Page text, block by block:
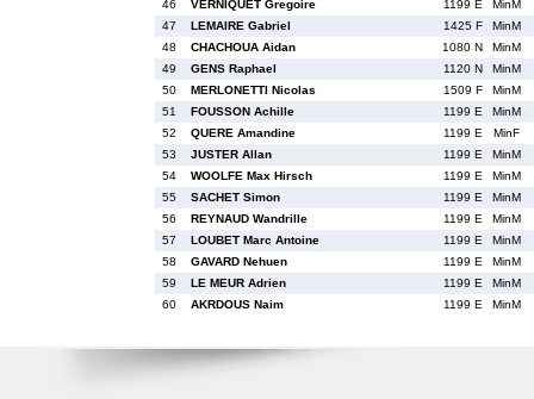
46
VERNIQUET Gregoire 1199 E
MinM
47
LEMAIRE Gabriel 1425 F
MinM
48
CHACHOUA Aidan 1080 N
MinM
49
GENS Raphael 1120 N
MinM
50
MERLONETTI Nicolas 1509 F
MinM
51
FOUSSON Achille 1199 E
MinM
52
QUERE Amandine 1199 E
MinF
53
JUSTER Allan 1199 E
MinM
54
WOOLFE Max Hirsch 1199 E
MinM
55
SACHET Simon 1199 E
MinM
56
REYNAUD Wandrille 1199 E
MinM
57
LOUBET Marc Antoine 1199 E
MinM
58
GAVARD Nehuen 1199 E
MinM
59
LE MEUR Adrien 1199 E
MinM
60
AKRDOUS Naim 1199 E MinM